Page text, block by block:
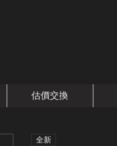
估價交換
全新